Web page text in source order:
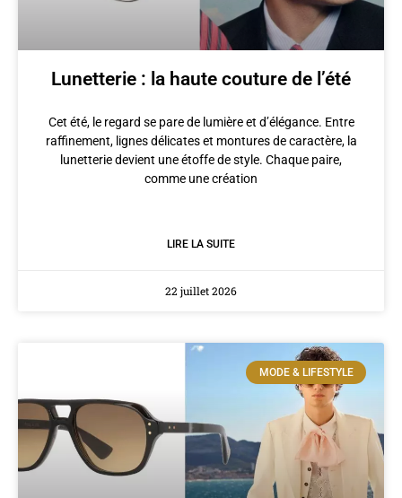
Lunetterie : la haute couture de l’été
Cet été, le regard se pare de lumière et d’élégance. Entre
raffinement, lignes délicates et montures de caractère, la
lunetterie devient une étoffe de style. Chaque paire,
comme une création
LIRE LA SUITE
22 juillet 2026
MODE & LIFESTYLE